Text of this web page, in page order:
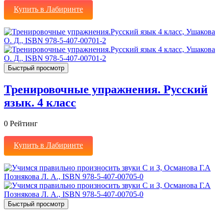
Купить в Лабиринте
Быстрый просмотр
Тренировочные упражнения. Русский
язык. 4 класс
0 Рейтинг
Купить в Лабиринте
Быстрый просмотр